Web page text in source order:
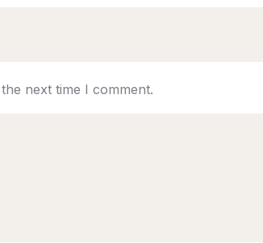
next time I comment.